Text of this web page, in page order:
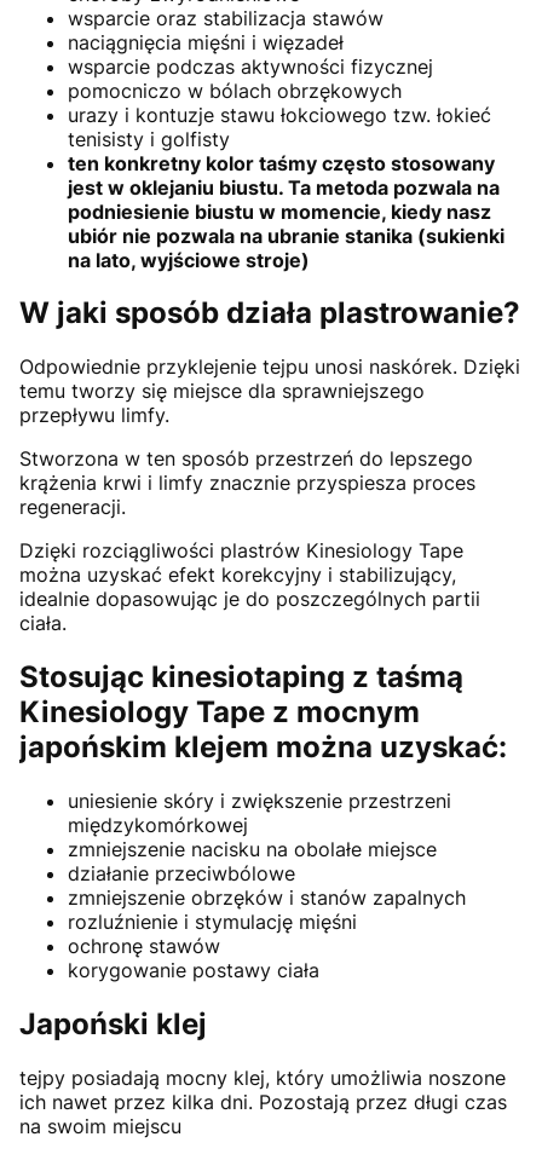
wsparcie oraz stabilizacja stawów
naciągnięcia mięśni i więzadeł
wsparcie podczas aktywności fizycznej
pomocniczo w bólach obrzękowych
urazy i kontuzje stawu łokciowego tzw. łokieć
tenisisty i golfisty
ten konkretny kolor taśmy często stosowany
jest w oklejaniu biustu. Ta metoda pozwala na
podniesienie biustu w momencie, kiedy nasz
ubiór nie pozwala na ubranie stanika (sukienki
na lato, wyjściowe stroje)
W jaki sposób działa plastrowanie?
Odpowiednie przyklejenie tejpu unosi naskórek. Dzięki
temu tworzy się miejsce dla sprawniejszego
przepływu limfy.
Stworzona w ten sposób przestrzeń do lepszego
krążenia krwi i limfy znacznie przyspiesza proces
regeneracji.
Dzięki rozciągliwości plastrów Kinesiology Tape
można uzyskać efekt korekcyjny i stabilizujący,
idealnie dopasowując je do poszczególnych partii
ciała.
Stosując kinesiotaping z taśmą
Kinesiology Tape z mocnym
japońskim klejem można uzyskać:
uniesienie skóry i zwiększenie przestrzeni
międzykomórkowej
zmniejszenie nacisku na obolałe miejsce
działanie przeciwbólowe
zmniejszenie obrzęków i stanów zapalnych
rozluźnienie i stymulację mięśni
ochronę stawów
korygowanie postawy ciała
Japoński klej
tejpy posiadają mocny klej, który umożliwia noszone
ich nawet przez kilka dni. Pozostają przez długi czas
na swoim miejscu